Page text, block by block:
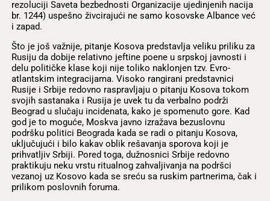
rezoluciji Saveta bezbednosti Organizacije ujedinjenih nacija
br. 1244) uspešno živcirajući ne samo kosovske Albance već
i zapad.
Što je još važnije, pitanje Kosova predstavlja veliku priliku za
Rusiju da dobije relativno jeftine poene u srpskoj javnosti i
delu političke klase koji nije toliko naklonjen tzv. Evro-
atlantskim integracijama. Visoko rangirani predstavnici
Rusije i Srbije redovno raspravljaju o pitanju Kosova tokom
svojih sastanaka i Rusija je uvek tu da verbalno podrži
Beograd u slučaju incidenata, kako je spomenuto gore. Kad
god je to moguće, Moskva javno izražava bezuslovnu
podršku politici Beograda kada se radi o pitanju Kosova,
uključujući i bilo kakav oblik rešavanja sporova koji je
prihvatljiv Srbiji. Pored toga, dužnosnici Srbije redovno
praktikuju neku vrstu ritualnog zahvaljivanja na podršci
vezanoj uz Kosovo kada se sreću sa ruskim partnerima, čak i
prilikom poslovnih foruma.